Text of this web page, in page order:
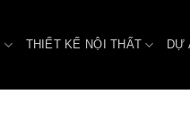
THIẾT KẾ NỘI THẤT DỰ